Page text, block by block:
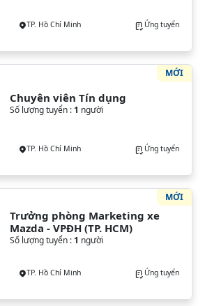
TP. Hồ Chí Minh Ứng tuyển
Chuyên viên Tín dụng
Số lượng tuyển : 1 người
TP. Hồ Chí Minh Ứng tuyển
MỚI
Trưởng phòng Marketing xe
Mazda - VPĐH (TP. HCM)
Số lượng tuyển : 1 người
TP. Hồ Chí Minh Ứng tuyển
MỚI